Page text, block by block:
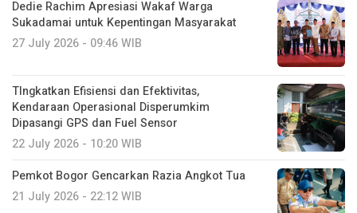
Dedie Rachim Apresiasi Wakaf Warga
Sukadamai untuk Kepentingan Masyarakat
27 July 2026 - 09:46 WIB
TIngkatkan Efisiensi dan Efektivitas,
Kendaraan Operasional Disperumkim
Dipasangi GPS dan Fuel Sensor
22 July 2026 - 10:20 WIB
Pemkot Bogor Gencarkan Razia Angkot Tua
21 July 2026 - 22:12 WIB